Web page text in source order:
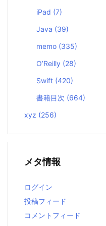
iPad (7)
Java (39)
memo (335)
O’Reilly (28)
Swift (420)
書籍目次 (664)
xyz (256)
メタ情報
ログイン
投稿フィード
コメントフィード